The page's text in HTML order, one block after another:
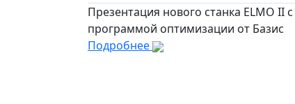
Презентация нового станка ELMO II c
программой оптимизации от Базис
Подробнее